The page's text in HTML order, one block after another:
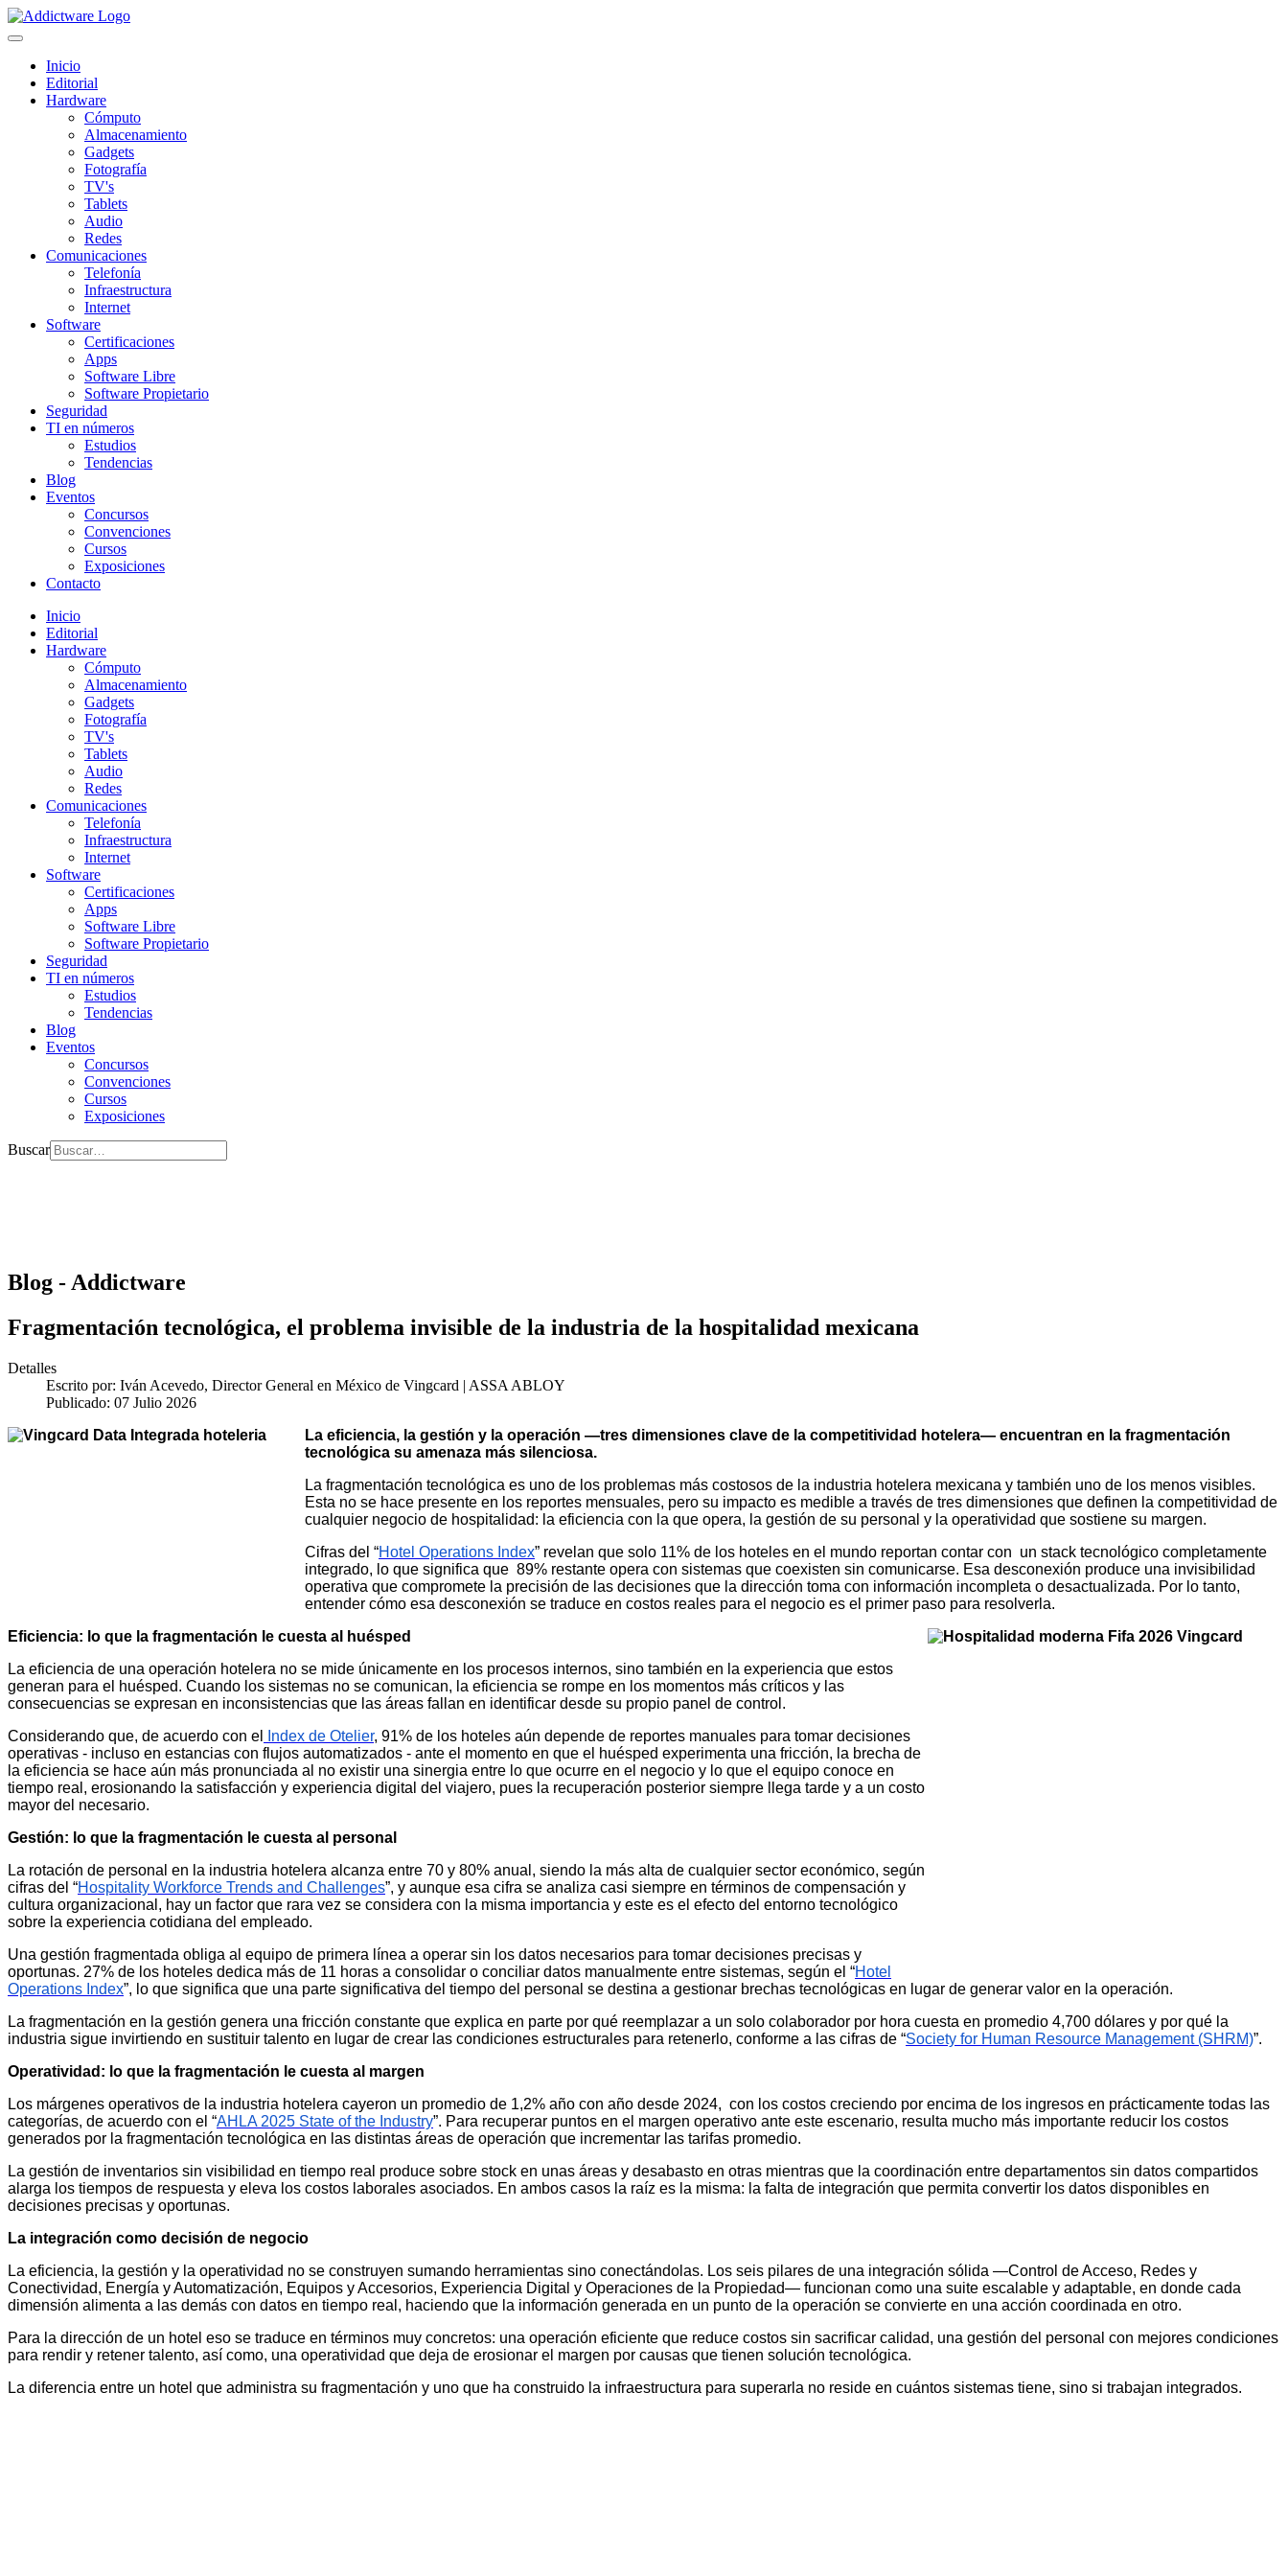
Inicio
Editorial
Hardware
Cómputo
Almacenamiento
Gadgets
Fotografía
TV's
Tablets
Audio
Redes
Comunicaciones
Telefonía
Infraestructura
Internet
Software
Certificaciones
Apps
Software Libre
Software Propietario
Seguridad
TI en números
Estudios
Tendencias
Blog
Eventos
Concursos
Convenciones
Cursos
Exposiciones
Contacto
Inicio
Editorial
Hardware
Cómputo
Almacenamiento
Gadgets
Fotografía
TV's
Tablets
Audio
Redes
Comunicaciones
Telefonía
Infraestructura
Internet
Software
Certificaciones
Apps
Software Libre
Software Propietario
Seguridad
TI en números
Estudios
Tendencias
Blog
Eventos
Concursos
Convenciones
Cursos
Exposiciones
Buscar
Blog - Addictware
Fragmentación tecnológica, el problema invisible de la industria de la hospitalidad mexicana
Detalles
Escrito por: Iván Acevedo, Director General en México de Vingcard | ASSA ABLOY
Publicado: 07 Julio 2026
La eficiencia, la gestión y la operación —tres dimensiones clave de la competitividad hotelera— encuentran en la fragmentación
tecnológica su amenaza más silenciosa.
La fragmentación tecnológica es uno de los problemas más costosos de la industria hotelera mexicana y también uno de los menos visibles.
Esta no se hace presente en los reportes mensuales, pero su impacto es medible a través de tres dimensiones que definen la competitividad de
cualquier negocio de hospitalidad: la eficiencia con la que opera, la gestión de su personal y la operatividad que sostiene su margen.
Cifras del “Hotel Operations Index” revelan que solo 11% de los hoteles en el mundo reportan contar con un stack tecnológico completamente
integrado, lo que significa que 89% restante opera con sistemas que coexisten sin comunicarse. Esa desconexión produce una invisibilidad
operativa que compromete la precisión de las decisiones que la dirección toma con información incompleta o desactualizada. Por lo tanto,
entender cómo esa desconexión se traduce en costos reales para el negocio es el primer paso para resolverla.
Eficiencia: lo que la fragmentación le cuesta al huésped
La eficiencia de una operación hotelera no se mide únicamente en los procesos internos, sino también en la experiencia que estos
generan para el huésped. Cuando los sistemas no se comunican, la eficiencia se rompe en los momentos más críticos y las
consecuencias se expresan en inconsistencias que las áreas fallan en identificar desde su propio panel de control.
Considerando que, de acuerdo con el
Index de Otelier, 91% de los hoteles aún depende de reportes manuales para tomar decisiones
operativas - incluso en estancias con flujos automatizados - ante el momento en que el huésped experimenta una fricción, la brecha de
la eficiencia se hace aún más pronunciada al no existir una sinergia entre lo que ocurre en el negocio y lo que el equipo conoce en
tiempo real, erosionando la satisfacción y experiencia digital del viajero, pues la recuperación posterior siempre llega tarde y a un costo
mayor del necesario.
Gestión: lo que la fragmentación le cuesta al personal
La rotación de personal en la industria hotelera alcanza entre 70 y 80% anual, siendo la más alta de cualquier sector económico, según
cifras del “Hospitality Workforce Trends and Challenges”, y aunque esa cifra se analiza casi siempre en términos de compensación y
cultura organizacional, hay un factor que rara vez se considera con la misma importancia y este es el efecto del entorno tecnológico
sobre la experiencia cotidiana del empleado.
Una gestión fragmentada obliga al equipo de primera línea a operar sin los datos necesarios para tomar decisiones precisas y
oportunas. 27% de los hoteles dedica más de 11 horas a consolidar o conciliar datos manualmente entre sistemas, según el “Hotel
Operations Index”, lo que significa que una parte significativa del tiempo del personal se destina a gestionar brechas tecnológicas en lugar de generar valor en la operación.
La fragmentación en la gestión genera una fricción constante que explica en parte por qué reemplazar a un solo colaborador por hora cuesta en promedio 4,700 dólares y por qué la
industria sigue invirtiendo en sustituir talento en lugar de crear las condiciones estructurales para retenerlo, conforme a las cifras de “Society for Human Resource Management (SHRM)”.
Operatividad: lo que la fragmentación le cuesta al margen
Los márgenes operativos de la industria hotelera cayeron un promedio de 1,2% año con año desde 2024, con los costos creciendo por encima de los ingresos en prácticamente todas las
categorías, de acuerdo con el “AHLA 2025 State of the Industry”. Para recuperar puntos en el margen operativo ante este escenario, resulta mucho más importante reducir los costos
generados por la fragmentación tecnológica en las distintas áreas de operación que incrementar las tarifas promedio.
La gestión de inventarios sin visibilidad en tiempo real produce sobre stock en unas áreas y desabasto en otras mientras que la coordinación entre departamentos sin datos compartidos
alarga los tiempos de respuesta y eleva los costos laborales asociados. En ambos casos la raíz es la misma: la falta de integración que permita convertir los datos disponibles en
decisiones precisas y oportunas.
La integración como decisión de negocio
La eficiencia, la gestión y la operatividad no se construyen sumando herramientas sino conectándolas. Los seis pilares de una integración sólida —Control de Acceso, Redes y
Conectividad, Energía y Automatización, Equipos y Accesorios, Experiencia Digital y Operaciones de la Propiedad— funcionan como una suite escalable y adaptable, en donde cada
dimensión alimenta a las demás con datos en tiempo real, haciendo que la información generada en un punto de la operación se convierte en una acción coordinada en otro.
Para la dirección de un hotel eso se traduce en términos muy concretos: una operación eficiente que reduce costos sin sacrificar calidad, una gestión del personal con mejores condiciones
para rendir y retener talento, así como, una operatividad que deja de erosionar el margen por causas que tienen solución tecnológica.
La diferencia entre un hotel que administra su fragmentación y uno que ha construido la infraestructura para superarla no reside en cuántos sistemas tiene, sino si trabajan integrados.